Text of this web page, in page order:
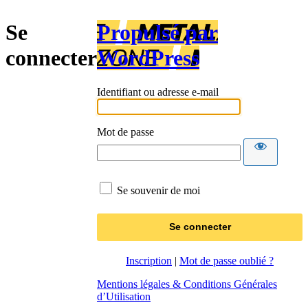
Se
connecter
Propulsé par
WordPress
Identifiant ou adresse e-mail
Mot de passe
Se souvenir de moi
Inscription | Mot de passe oublié ?
Mentions légales & Conditions Générales
d’Utilisation